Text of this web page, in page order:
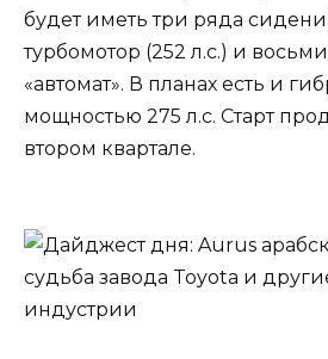
будет иметь три ряда
турбомотор (252 л.с.) и
«автомат». В планах есть и
мощностью 275 л.с. Старт
втором квартале.